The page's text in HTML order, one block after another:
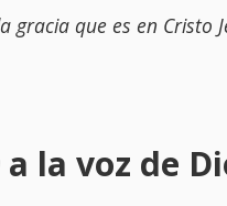
gracia que es en Cristo
a la voz de